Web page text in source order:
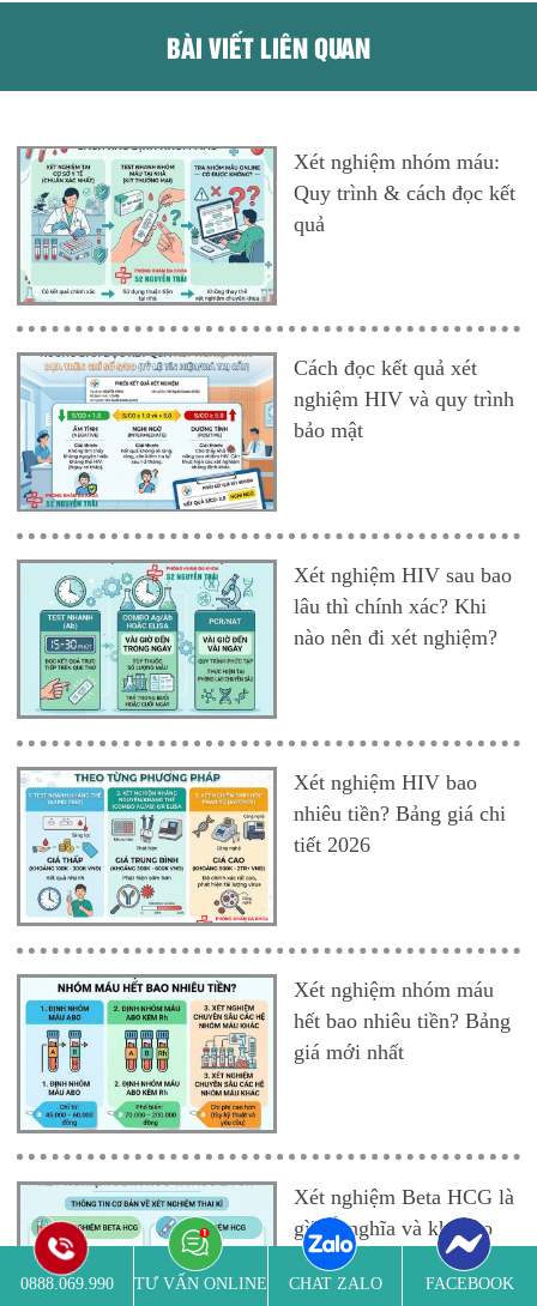
BÀI VIẾT LIÊN QUAN
Xét nghiệm nhóm máu:
Quy trình & cách đọc kết
quả
Cách đọc kết quả xét
nghiệm HIV và quy trình
bảo mật
Xét nghiệm HIV sau bao
lâu thì chính xác? Khi
nào nên đi xét nghiệm?
Xét nghiệm HIV bao
nhiêu tiền? Bảng giá chi
tiết 2026
Xét nghiệm nhóm máu
hết bao nhiêu tiền? Bảng
giá mới nhất
Xét nghiệm Beta HCG là
gì? Ý nghĩa và khi nào
cần làm
0888.069.990 TƯ VẤN ONLINE CHAT ZALO FACEBOOK